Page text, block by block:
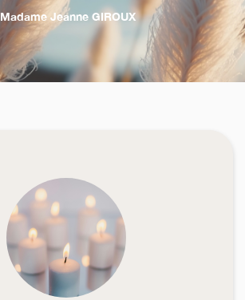
Madame JeanneGIROUX